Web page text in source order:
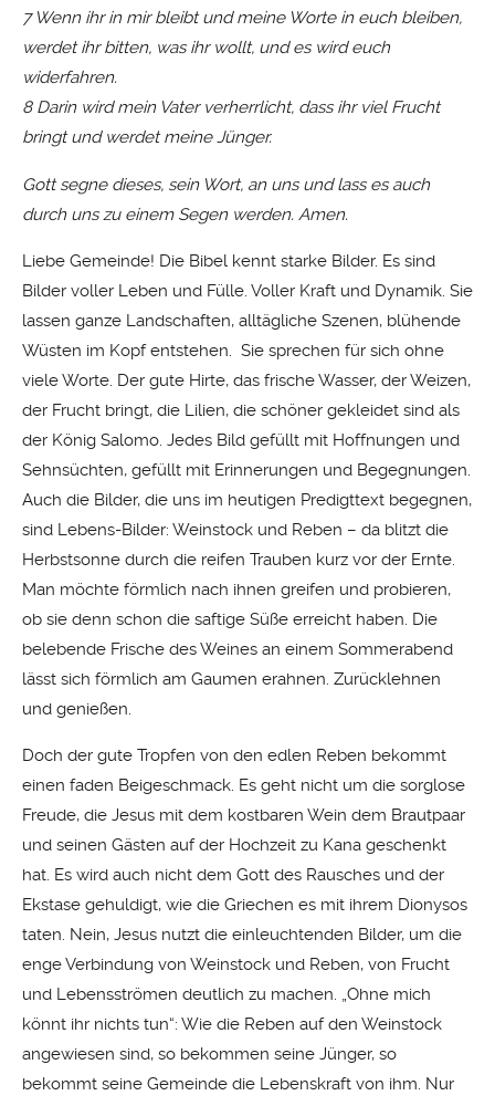
7 Wenn ihr in mir bleibt und meine Worte in euch bleiben,
werdet ihr bitten, was ihr wollt, und es wird euch
widerfahren.
8 Darin wird mein Vater verherrlicht, dass ihr viel Frucht
bringt und werdet meine Jünger.
Gott segne dieses, sein Wort, an uns und lass es auch
durch uns zu einem Segen werden. Amen.
Liebe Gemeinde! Die Bibel kennt starke Bilder. Es sind
Bilder voller Leben und Fülle. Voller Kraft und Dynamik. Sie
lassen ganze Landschaften, alltägliche Szenen, blühende
Wüsten im Kopf entstehen. Sie sprechen für sich ohne
viele Worte. Der gute Hirte, das frische Wasser, der Weizen,
der Frucht bringt, die Lilien, die schöner gekleidet sind als
der König Salomo. Jedes Bild gefüllt mit Hoffnungen und
Sehnsüchten, gefüllt mit Erinnerungen und Begegnungen.
Auch die Bilder, die uns im heutigen Predigttext begegnen,
sind Lebens-Bilder: Weinstock und Reben – da blitzt die
Herbstsonne durch die reifen Trauben kurz vor der Ernte.
Man möchte förmlich nach ihnen greifen und probieren,
ob sie denn schon die saftige Süße erreicht haben. Die
belebende Frische des Weines an einem Sommerabend
lässt sich förmlich am Gaumen erahnen. Zurücklehnen
und genießen.
Doch der gute Tropfen von den edlen Reben bekommt
einen faden Beigeschmack. Es geht nicht um die sorglose
Freude, die Jesus mit dem kostbaren Wein dem Brautpaar
und seinen Gästen auf der Hochzeit zu Kana geschenkt
hat. Es wird auch nicht dem Gott des Rausches und der
Ekstase gehuldigt, wie die Griechen es mit ihrem Dionysos
taten. Nein, Jesus nutzt die einleuchtenden Bilder, um die
enge Verbindung von Weinstock und Reben, von Frucht
und Lebensströmen deutlich zu machen. „Ohne mich
könnt ihr nichts tun“: Wie die Reben auf den Weinstock
angewiesen sind, so bekommen seine Jünger, so
bekommt seine Gemeinde die Lebenskraft von ihm. Nur